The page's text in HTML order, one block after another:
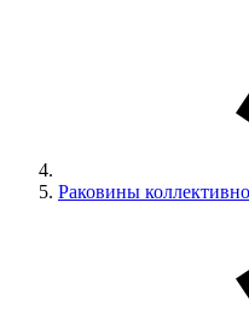
Раковины